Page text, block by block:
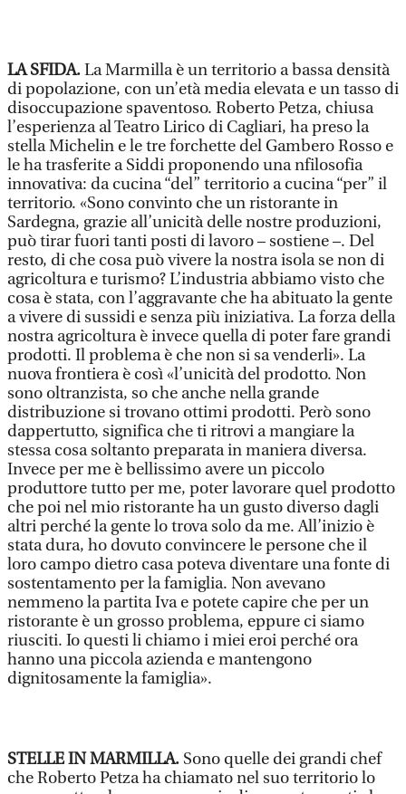
LA SFIDA.La Marmilla è un territorio a bassa densità
di popolazione, con un’età media elevata e un tasso di
disoccupazione spaventoso. Roberto Petza, chiusa
l’esperienza al Teatro Lirico di Cagliari, ha preso la
stella Michelin e le tre forchette del Gambero Rosso e
le ha trasferite a Siddi proponendo una nfilosofia
innovativa: da cucina “del” territorio a cucina “per” il
territorio. «Sono convinto che un ristorante in
Sardegna, grazie all’unicità delle nostre produzioni,
può tirar fuori tanti posti di lavoro – sostiene –. Del
resto, di che cosa può vivere la nostra isola se non di
agricoltura e turismo? L’industria abbiamo visto che
cosa è stata, con l’aggravante che ha abituato la gente
a vivere di sussidi e senza più iniziativa. La forza della
nostra agricoltura è invece quella di poter fare grandi
prodotti. Il problema è che non si sa venderli». La
nuova frontiera è così «l’unicità del prodotto. Non
sono oltranzista, so che anche nella grande
distribuzione si trovano ottimi prodotti. Però sono
dappertutto, significa che ti ritrovi a mangiare la
stessa cosa soltanto preparata in maniera diversa.
Invece per me è bellissimo avere un piccolo
produttore tutto per me, poter lavorare quel prodotto
che poi nel mio ristorante ha un gusto diverso dagli
altri perché la gente lo trova solo da me. All’inizio è
stata dura, ho dovuto convincere le persone che il
loro campo dietro casa poteva diventare una fonte di
sostentamento per la famiglia. Non avevano
nemmeno la partita Iva e potete capire che per un
ristorante è un grosso problema, eppure ci siamo
riusciti. Io questi li chiamo i miei eroi perché ora
hanno una piccola azienda e mantengono
dignitosamente la famiglia».
STELLE IN MARMILLA. Sono quelle dei grandi chef
che Roberto Petza ha chiamato nel suo territorio lo